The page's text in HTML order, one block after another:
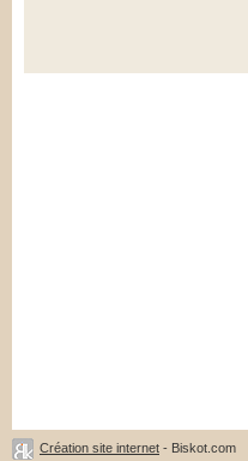
Création site internet - Biskot.com